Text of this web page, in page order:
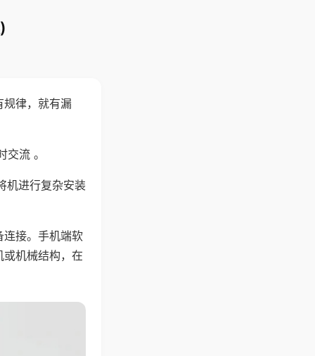
规律，就有漏
流 。
机进行复杂安装
连接。手机端软
机械结构，在